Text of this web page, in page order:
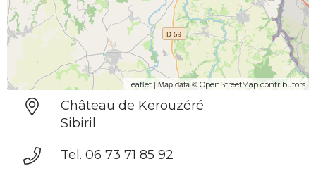
Leaflet | Map data © OpenStreetMap contributors
Château de Kerouzéré
Sibiril
Tel. 06 73 71 85 92